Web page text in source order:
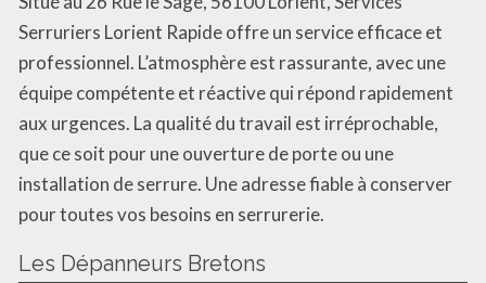
Serruriers Lorient Rapide offre un service efficace et
professionnel. L’atmosphère est rassurante, avec une
équipe compétente et réactive qui répond rapidement
aux urgences. La qualité du travail est irréprochable,
que ce soit pour une ouverture de porte ou une
installation de serrure. Une adresse fiable à conserver
pour toutes vos besoins en serrurerie.
Les Dépanneurs Bretons